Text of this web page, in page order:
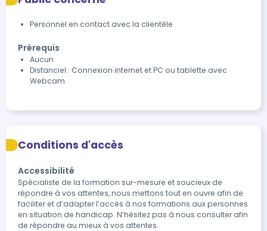
Personnel en contact avec la clientèle
Prérequis
Aucun
Distanciel : Connexion internet et PC ou tablette avec
Webcam
Conditions d'accès
Accessibilité
Spécialiste de la formation sur-mesure et soucieux de
répondre à vos attentes, nous mettons tout en ouvre afin de
faciliter et d’adapter l’accès à nos formations aux personnes
en situation de handicap. N’hésitez pas à nous consulter afin
de répondre au mieux à vos attentes.